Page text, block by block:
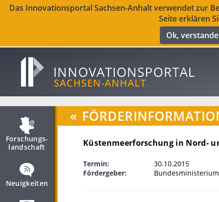
Das Innovationsportal Sachsen-Anhalt verwendet zur
Seite erklären
Ok,
Forschungs­
landschaft
Neuigkeiten
«
Küstenmeerforschung in Nord-
Termin:
30.10.2015
Fördergeber: